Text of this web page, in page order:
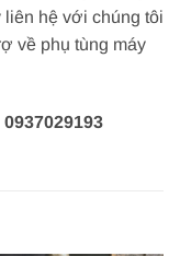
hệ với chúng tôi
về phụ tùng máy